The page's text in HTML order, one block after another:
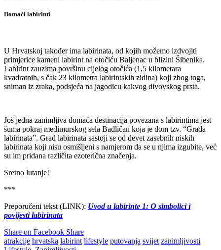
Domaći labirinti
U Hrvatskoj također ima labirinata, od kojih možemo izdvojiti
primjerice kameni labirint na otočiću Baljenac u blizini Šibenika.
Labirint zauzima površinu cijelog otočića (1,5 kilometara
kvadratnih, s čak 23 kilometra labirintskih zidina) koji zbog toga,
sniman iz zraka, podsjeća na jagodicu kakvog divovskog prsta.
Još jedna zanimljiva domaća destinacija povezana s labirintima jest
šuma pokraj međimurskog sela Badličan koja je dom tzv. “Grada
labirinata”. Grad labirinata sastoji se od devet zasebnih niskih
labirinata koji nisu osmišljeni s namjerom da se u njima izgubite, već
su im pridana različita ezoterična značenja.
Sretno lutanje!
***
Preporučeni tekst (LINK): Uvod u labirinte 1: O simbolici i
povijesti labirinata
Share on Facebook Share
atrakcije hrvatska labirint lifestyle putovanja svijet zanimljivosti